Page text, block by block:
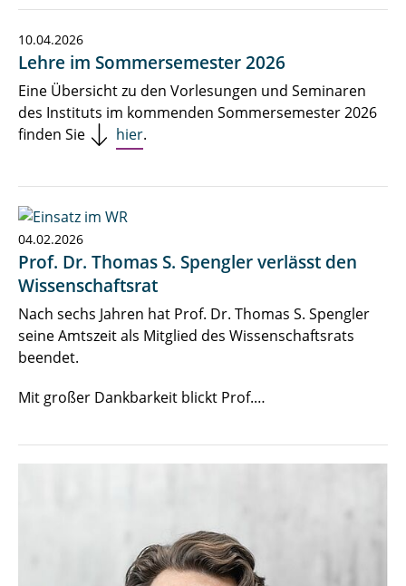
10.04.2026
Lehre im Sommersemester 2026
Eine Übersicht zu den Vorlesungen und Seminaren
des Instituts im kommenden Sommersemester 2026
finden Sie
hier.
04.02.2026
Prof. Dr. Thomas S. Spengler verlässt den
Wissenschaftsrat
Nach sechs Jahren hat Prof. Dr. Thomas S. Spengler
seine Amtszeit als Mitglied des Wissenschaftsrats
beendet.
Mit großer Dankbarkeit blickt Prof.…